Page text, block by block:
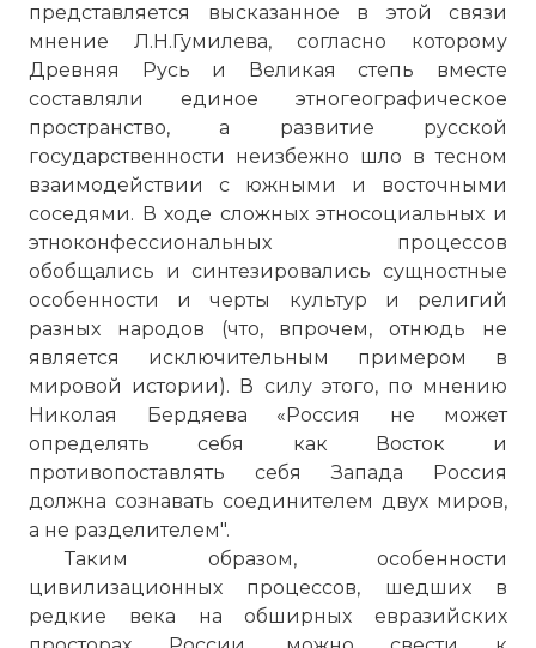
представляется высказанное в этой связи
мнение Л.Н.Гумилева, согласно которому
Древняя Русь и Великая степь вместе
составляли единое этногеографическое
пространство, а развитие русской
государственности неизбежно шло в тесном
взаимодействии с южными и восточными
соседями. В ходе сложных этносоциальных и
этноконфессиональных процессов
обобщались и синтезировались сущностные
особенности и черты культур и религий
разных народов (что, впрочем, отнюдь не
является исключительным примером в
мировой истории). В силу этого, по мнению
Николая Бердяева «Россия не может
определять себя как Восток и
противопоставлять себя Запада Россия
должна сознавать соединителем двух миров,
а не разделителем".
Таким образом, особенности
цивилизационных процессов, шедших в
редкие века на обширных евразийских